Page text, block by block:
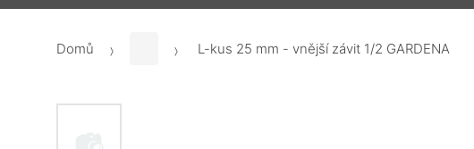
Domů L-kus 25 mm - vnější závit 1/2 GARDENA